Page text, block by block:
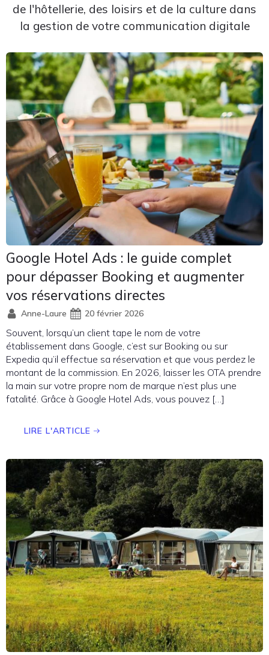
de l'hôtellerie, des loisirs et de la culture dans
la gestion de votre communication digitale
Google Hotel Ads : le guide complet
pour dépasser Booking et augmenter
vos réservations directes
Anne-Laure 20 février 2026
Souvent, lorsqu’un client tape le nom de votre
établissement dans Google, c’est sur Booking ou sur
Expedia qu’il effectue sa réservation et que vous perdez le
montant de la commission. En 2026, laisser les OTA prendre
la main sur votre propre nom de marque n’est plus une
fatalité. Grâce à Google Hotel Ads, vous pouvez […]
LIRE L'ARTICLE